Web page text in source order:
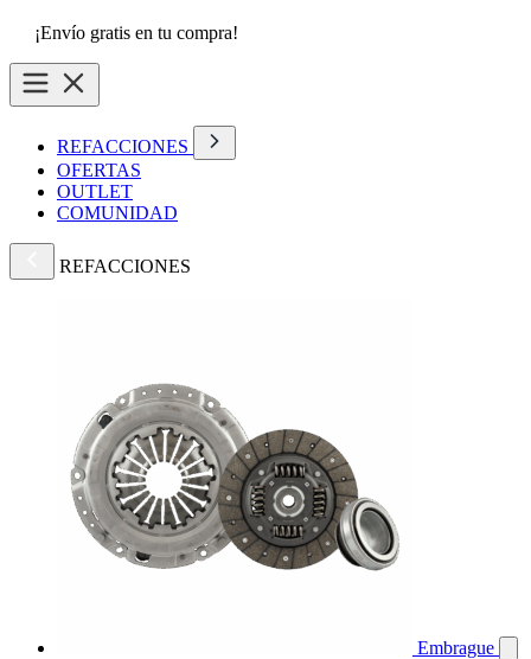
¡Envío gratis en tu compra!
REFACCIONES
OFERTAS
OUTLET
COMUNIDAD
REFACCIONES
Embrague